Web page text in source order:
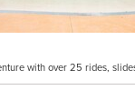
with over 25 rides,